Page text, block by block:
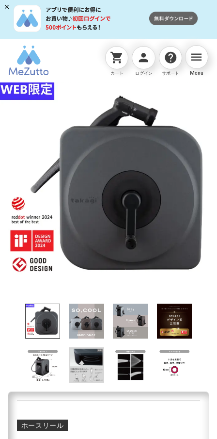
shopping_cart
カート
person
ログイン
help
サポート
menu
Menu
ネットストアTOP ホースリール BOXY NEXT 30m(
ホースリール